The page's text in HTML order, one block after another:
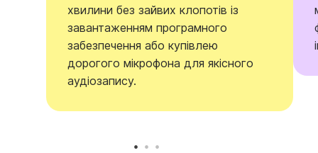
хвилини без зайвих клопотів із
завантаженням програмного
забезпечення або купівлею
дорогого мікрофона для якісного
аудіозапису.